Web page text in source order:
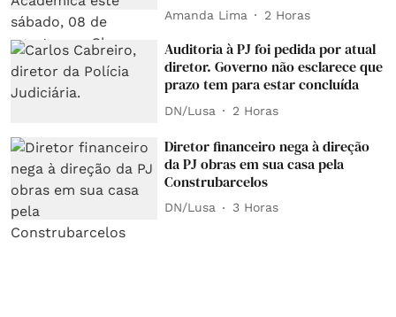
Amanda Lima 2 Horas
Auditoria à PJ foi pedida por atual
diretor. Governo não esclarece que
prazo tem para estar concluída
DN/Lusa 2 Horas
Diretor financeiro nega à direção
da PJ obras em sua casa pela
Construbarcelos
DN/Lusa 3 Horas